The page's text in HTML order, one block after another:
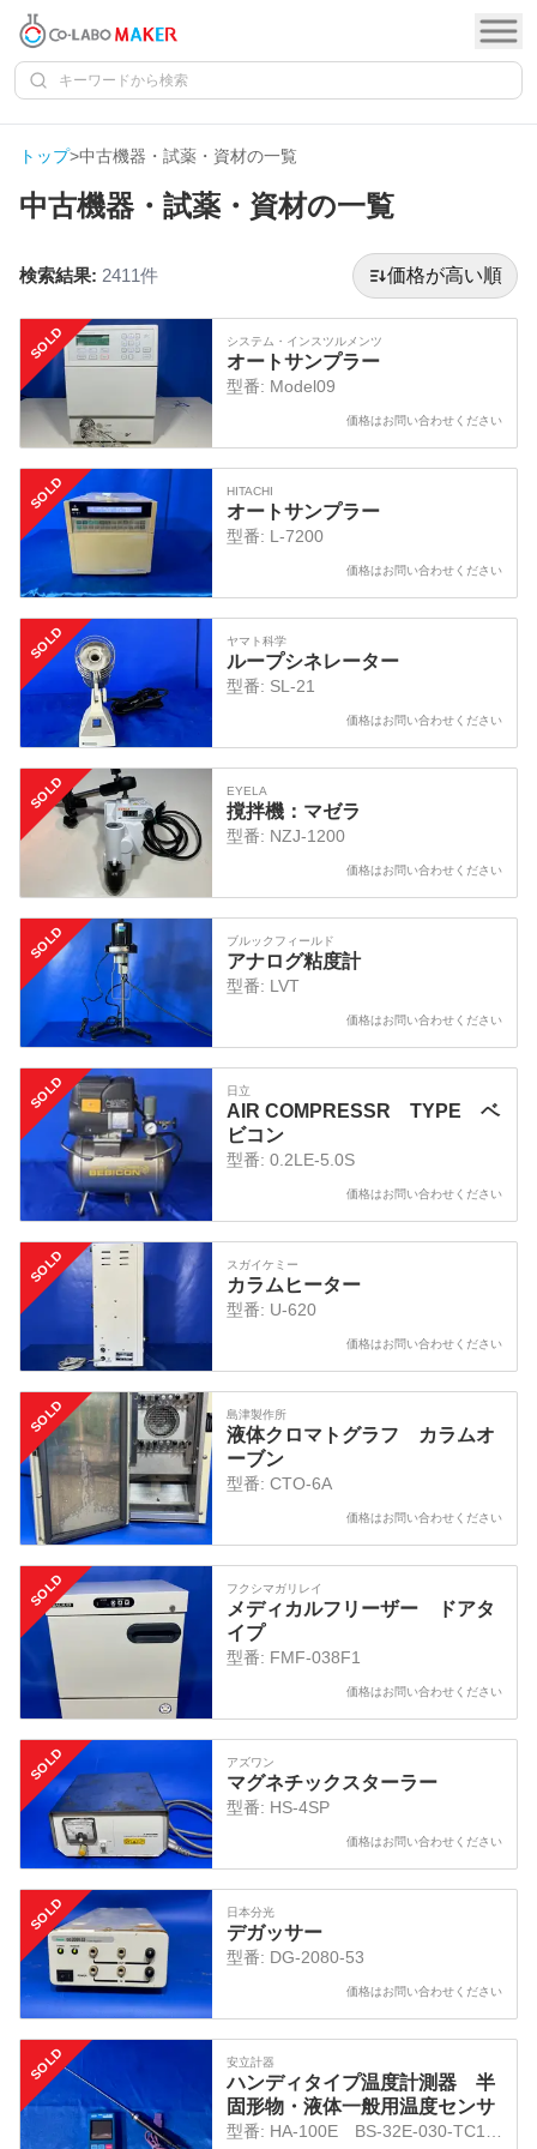
トップ>中古機器・試薬・資材の一覧
中古機器・試薬・資材の一覧
検索結果: 2411件 価格が高い順
SOLD システム・インスツルメンツ
オートサンプラー
型番: Model09
価格はお問い合わせください
SOLD HITACHI
オートサンプラー
型番: L-7200
価格はお問い合わせください
SOLD ヤマト科学
ループシネレーター
型番: SL-21
価格はお問い合わせください
SOLD EYELA
撹拌機：マゼラ
型番: NZJ-1200
価格はお問い合わせください
SOLD ブルックフィールド
アナログ粘度計
型番: LVT
価格はお問い合わせください
SOLD 日立
AIR COMPRESSR TYPE ベ
ビコン
型番: 0.2LE-5.0S
価格はお問い合わせください
SOLD スガイケミー
カラムヒーター
型番: U-620
価格はお問い合わせください
SOLD 島津製作所
液体クロマトグラフ カラムオ
ーブン
型番: CTO-6A
価格はお問い合わせください
SOLD フクシマガリレイ
メディカルフリーザー ドアタ
イプ
型番: FMF-038F1
価格はお問い合わせください
SOLD アズワン
マグネチックスターラー
型番: HS-4SP
価格はお問い合わせください
SOLD 日本分光
デガッサー
型番: DG-2080-53
価格はお問い合わせください
SOLD 安立計器
ハンディタイプ温度計測器 半
固形物・液体一般用温度センサ
型番: HA-100E BS-32E-030-TC1-